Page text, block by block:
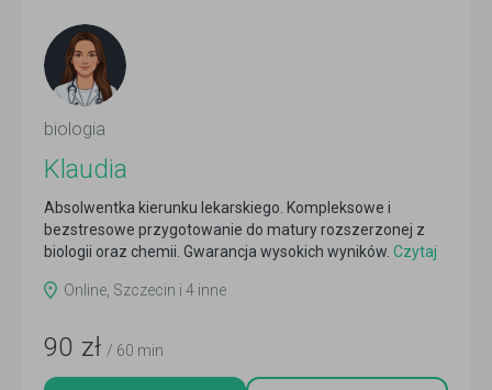
biologia
Klaudia
Absolwentka kierunku lekarskiego. Kompleksowe i
bezstresowe przygotowanie do matury rozszerzonej z
biologii oraz chemii. Gwarancja wysokich wyników. Czytaj
Online, Szczecin i 4 inne
90 zł / 60 min